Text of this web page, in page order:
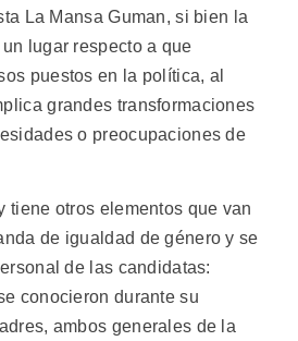
La Mansa Guman, si bien la
lugar respecto a que
puestos en la política, al
grandes transformaciones
o preocupaciones de
tiene otros elementos que van
de igualdad de género y se
de las candidatas:
conocieron durante su
ambos generales de la